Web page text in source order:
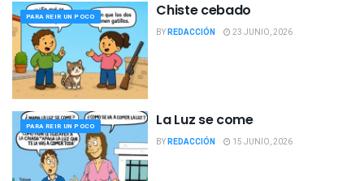
PARA REIR UN POCO Chiste cebado
BYREDACCIÓN 23 JUNIO, 2026
PARA REIR UN POCO La Luz se come
BYREDACCIÓN 15 JUNIO, 2026